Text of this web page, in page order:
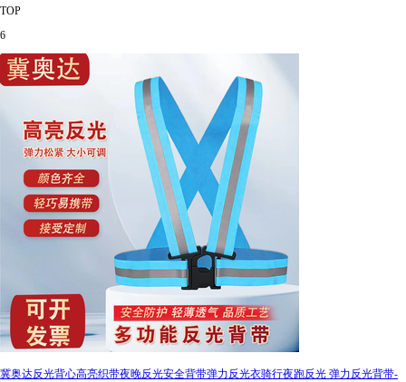
TOP
6
冀奥达反光背心高亮织带夜晚反光安全背带弹力反光衣骑行夜跑反光 弹力反光背带-